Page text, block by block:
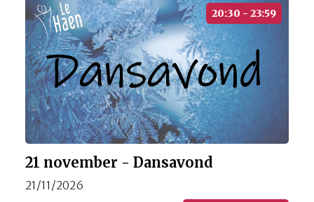
21 november - Dansavond
21/11/2026
20:30 - 23:59